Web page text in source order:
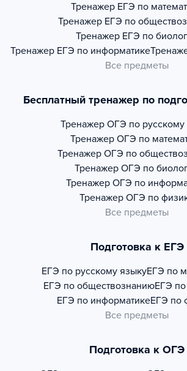
Тренажер ЕГЭ по
Тренажер ЕГЭ по
Тренажер ЕГЭ по
Тренажер ЕГЭ по информатике
Все предметы
Бесплатный тренажер по
Тренажер ОГЭ по русскому
Тренажер ОГЭ по
Тренажер ОГЭ по
Тренажер ОГЭ по
Тренажер ОГЭ по
Тренажер ОГЭ по
Все предметы
Подготовка к ЕГЭ
ЕГЭ по русскому языкуЕГЭ по
ЕГЭ по обществознаниюЕГЭ по
ЕГЭ по информатикеЕГЭ по
Все предметы
Подготовка к ОГЭ